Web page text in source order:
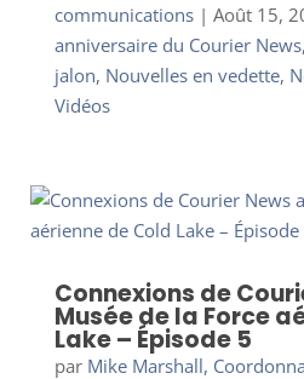
communications| Août 15,
anniversaire du Courier News,
jalon, Nouvelles en vedette,
Vidéos
Connexions de
Musée de la Force
Lake – Épisode 5
par Mike Marshall,